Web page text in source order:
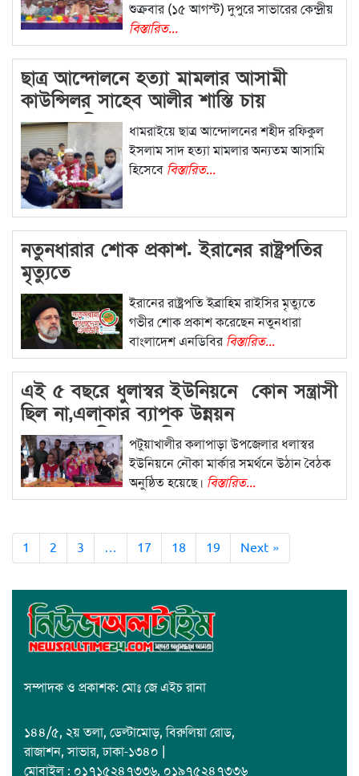
শুক্রবার (১৫ আগস্ট) দুপুরে সাভারের কেন্দ্রীয়
বিস্তারিত...
ছাত্র আন্দোলনে হত্যা মামলার আসামী
কাউন্সিলর সাহেব আলীর শাস্তি চায়
এলাকাবাসি
ধামরাইয়ে ছাত্র আন্দোলনের শহীদ রফিকুল
ইসলাম সাদ হত্যা মামলার অন্যতম আসামি
হিসেবে বিস্তারিত...
নতুনধারার শোক প্রকাশ. ইরানের রাষ্ট্রপতির
মৃত্যুতে
ইরানের রাষ্ট্রপতি ইব্রাহিম রাইসির মৃত্যুতে
গভীর শোক প্রকাশ করেছেন নতুনধারা
বাংলাদেশ এনডিবির বিস্তারিত...
এই ৫ বছরে ধুলাস্বর ইউনিয়নে কোন সন্ত্রাসী
ছিল না,এলাকার ব্যাপক উন্নয়ন
হয়েছে…..মিসেস মহিবপটুয়াখালীর কলাপাড়া উপজেলার ধলাস্বর
ইউনিয়নে নৌকা মার্কার সমর্থনে উঠান বৈঠক
অনুষ্ঠিত হয়েছে। বিস্তারিত...
1 2 3 … 17 18 19 Next »
সম্পাদক ও প্রকাশক: মোঃ জে এইচ রানা
১৪৪/৫, ২য় তলা, ডেল্টামোড়, বিরুলিয়া রোড,
রাজাশন, সাভার, ঢাকা-১৩৪০ |
মোবাইল : ০১৭১৫২৪৭৩৩৬, ০১৯৭৫২৪৭৩৩৬